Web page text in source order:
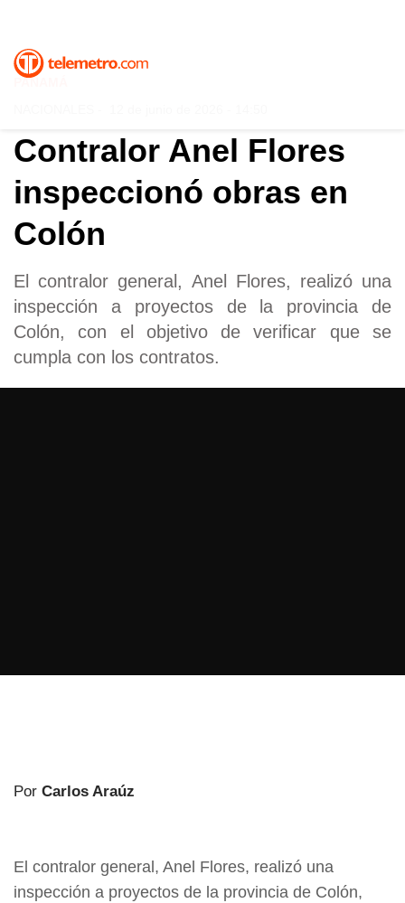
PANAMÁ
Contralor Anel Flores
inspeccionó obras en
Colón
El contralor general, Anel Flores, realizó una
inspección a proyectos de la provincia de
Colón, con el objetivo de verificar que se
cumpla con los contratos.
Por Carlos Araúz
El contralor general, Anel Flores, realizó una
inspección a proyectos de la provincia de Colón,